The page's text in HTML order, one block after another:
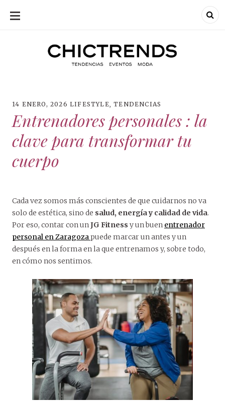
SKIP
fotografía
Chic Trends
14 ENERO, 2026 LIFESTYLE,TENDENCIAS
Entrenadores personales : la
clave para transformar tu
cuerpo
Cada vez somos más conscientes de que cuidarnos no va
solo de estética, sino de salud, energía y calidad de vida.
Por eso, contar con unJG Fitness y un buen entrenador
personal en Zaragozapuede marcar un antes y un
después en la forma en la que entrenamos y, sobre todo,
en cómo nos sentimos.